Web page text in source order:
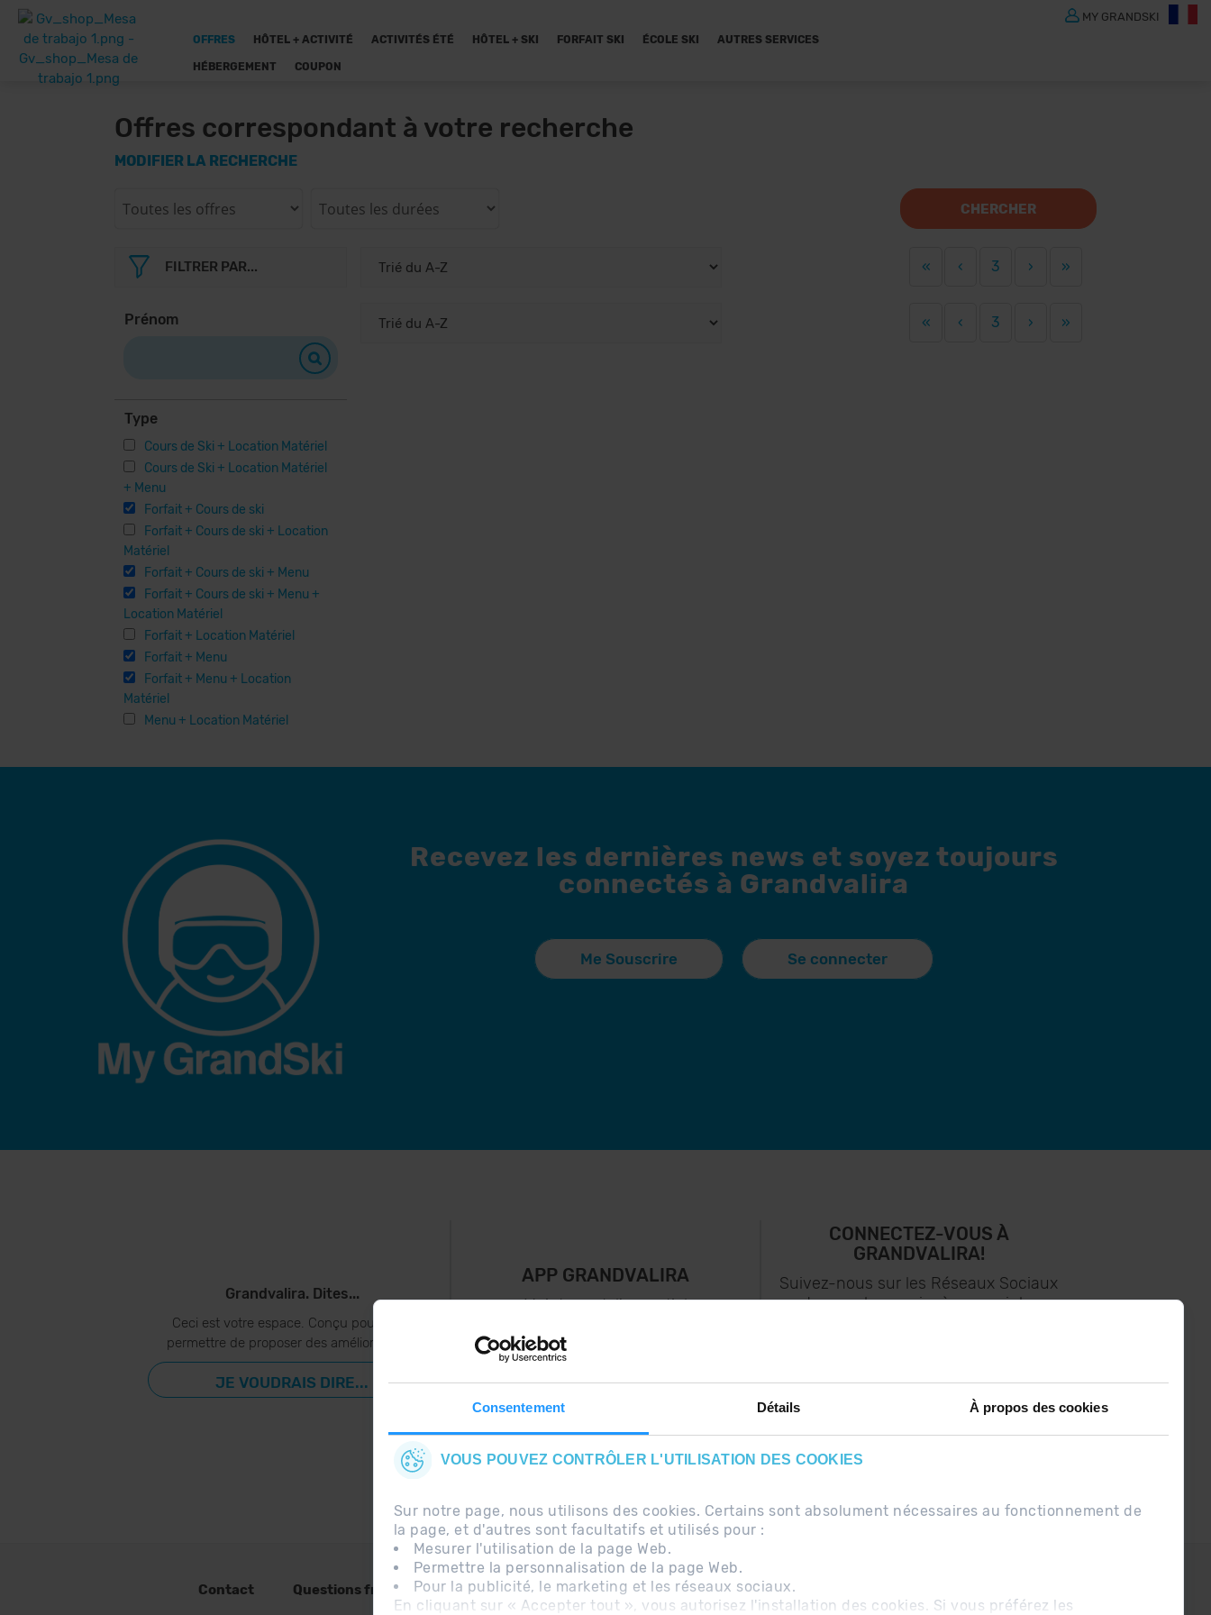
Consentement Détails À propos des cookies
VOUS POUVEZ CONTRÔLER L'UTILISATION DES COOKIES
Sur notre page, nous utilisons des cookies. Certains sont absolument nécessaires au fonctionnement de
la page, et d'autres sont facultatifs et utilisés pour :
Mesurer l'utilisation de la page Web.
Permettre la personnalisation de la page Web.
Pour la publicité, le marketing et les réseaux sociaux.
En cliquant sur « Accepter tout », vous autorisez l'installation des cookies. Si vous préférez les
OFFRES HÔTEL + ACTIVITÉ ACTIVITÉS ÉTÉ HÔTEL + SKI FORFAIT SKI ÉCOLE SKI AUTRES SERVICES
HÉBERGEMENT COUPON
MY GRANDSKI
Offres correspondant à votre recherche
MODIFIER LA RECHERCHE
CHERCHER
FILTRER PAR...
Prénom
Type
Cours de Ski + Location Matériel
Cours de Ski + Location Matériel
+ Menu
Forfait + Cours de ski
Forfait + Cours de ski + Location
Matériel
Forfait + Cours de ski + Menu
Forfait + Cours de ski + Menu +
Location Matériel
Forfait + Location Matériel
Forfait + Menu
Forfait + Menu + Location
Matériel
Menu + Location Matériel
« ‹ 3 › »
« ‹ 3 › »
Recevez les dernières news et soyez toujours
connectés à Grandvalira
Me Souscrire Se connecter
Grandvalira. Dites...
Ceci est votre espace. Conçu pour vous
permettre de proposer des améliorations..
JE VOUDRAIS DIRE...
APP GRANDVALIRA
Maintenant, l'essentiel
CONNECTEZ-VOUS À
GRANDVALIRA!
Suivez-nous sur les Réseaux Sociaux
et soyez le premier à recevoir les
Contact Questions fréquentes Avis légal Information complémentaire RGPDUE